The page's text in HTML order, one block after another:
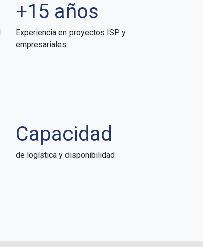
+15 años
Experiencia en proyectos ISP y
empresariales.
Capacidad
de logística y disponibilidad